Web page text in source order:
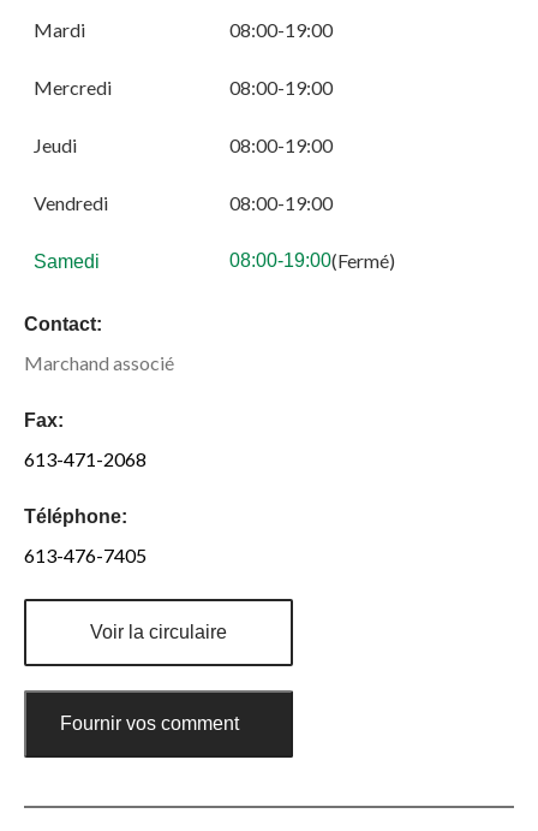
Mardi 08:00-19:00
Mercredi 08:00-19:00
Jeudi 08:00-19:00
Vendredi 08:00-19:00
Samedi 08:00-19:00(Fermé)
Contact:
Marchand associé
Fax:
613-471-2068
Téléphone:
613-476-7405
Voir la circulaire
Fournir vos commentaires